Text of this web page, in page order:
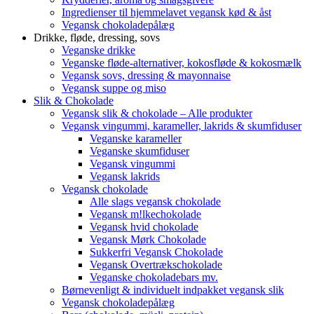
Ingredienser til hjemmelavet vegansk kød & åst
Vegansk chokoladepålæg
Drikke, fløde, dressing, sovs
Veganske drikke
Veganske fløde-alternativer, kokosfløde & kokosmælk
Vegansk sovs, dressing & mayonnaise
Vegansk suppe og miso
Slik & Chokolade
Vegansk slik & chokolade – Alle produkter
Vegansk vingummi, karameller, lakrids & skumfiduser
Veganske karameller
Veganske skumfiduser
Vegansk vingummi
Vegansk lakrids
Vegansk chokolade
Alle slags vegansk chokolade
Vegansk m!lkechokolade
Vegansk hvid chokolade
Vegansk Mørk Chokolade
Sukkerfri Vegansk Chokolade
Vegansk Overtrækschokolade
Veganske chokoladebars mv.
Børnevenligt & individuelt indpakket vegansk slik
Vegansk chokoladepålæg